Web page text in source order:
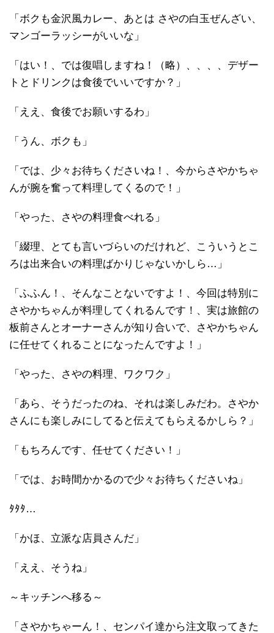
「ボクも金沢風カレー、あとは さやの白玉ぜんざい、
マンゴーラッシーがいいな」
「はい！、では復唱しますね！（略）、、、、デザー
トとドリンクは食後でいいですか？」
「ええ、食後でお願いするわ」
「うん、ボクも」
「では、少々お待ちくださいね！、今からさやかちゃ
んが腕を奮って料理してくるので！」
「やった、さやの料理食べれる」
「綴理、とても言いづらいのだけれど、こういうとこ
ろは出来合いの料理ばかりじゃないかしら…」
「ふふん！、そんなことないですよ！、今回は特別に
さやかちゃんが料理してくれるんです！、実は旅館の
板前さんとオーナーさんが知り合いで、さやかちゃん
に任せてくれることになったんですよ！」
「やった、さやの料理、ワクワク」
「あら、そうだったのね、それは楽しみだわ。さやか
さんにも楽しみにしてると伝えてもらえるかしら？」
「もちろんです、任せてください！」
「では、お時間かかるので少々お待ちくださいね」
ﾀﾀﾀ…
「かほ、立派な店員さんだ」
「ええ、そうね」
～キッチンへ移る～
「さやかちゃーん！、センパイ達から注文取ってきた